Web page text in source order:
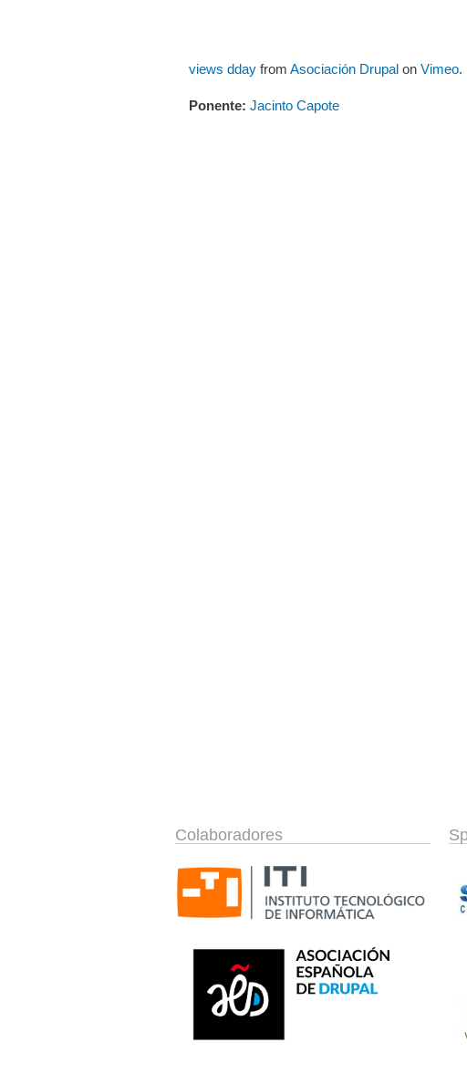
views dday from Asociación Drupal on Vimeo.
Ponente: Jacinto Capote
Colaboradores